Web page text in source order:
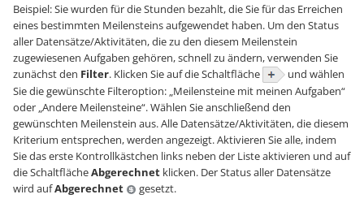
Beispiel:Sie wurden für die Stunden bezahlt, die Sie für das Erreichen
eines bestimmten Meilensteins aufgewendet haben. Um den Status
aller Datensätze/Aktivitäten, die zu den diesem Meilenstein
zugewiesenen Aufgaben gehören, schnell zu ändern, verwenden Sie
zunächst den Filter. Klicken Sie auf die Schaltfläche
und wählen
Sie die gewünschte Filteroption: „Meilensteine ​​mit meinen Aufgaben“
oder „Andere Meilensteine“. Wählen Sie anschließend den
gewünschten Meilenstein aus. Alle Datensätze/Aktivitäten, die diesem
Kriterium entsprechen, werden angezeigt. Aktivieren Sie alle, indem
Sie das erste Kontrollkästchen links neben der Liste aktivieren und auf
die SchaltflächeAbgerechnet klicken. Der Status aller Datensätze
wird aufAbgerechnet gesetzt.